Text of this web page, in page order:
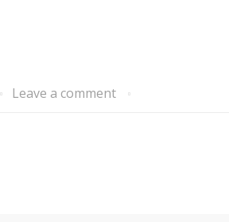
Leave a comment